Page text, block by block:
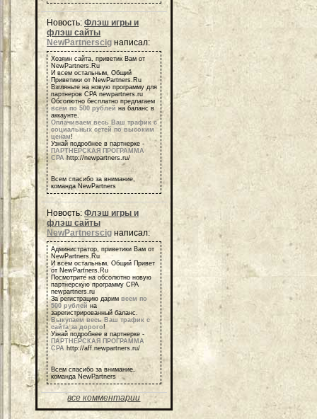
Новость: Флэш игры и
флэш сайты
NewPartnerscig написал:
Хозяин сайта, приветик Вам от
NewPartners.Ru
И всем остальным, Общий
Приветики от NewPartners.Ru
Взгляньте на новую программу для
партнеров СРА newpartners.ru
Обсолютно бесплатно предлагаем
всем по 500 рублей на баланс в
аккаунте.
Оплачиваем весь Ваш трафик с
социальных сетей по высоким
ценам!
Узнай подробнее в партнерке -
ПАРТНЕРСКАЯ ПРОГРАММА
СРА http://newpartners.ru/
Всем спасибо за внимание,
команда NewPartners
Новость: Флэш игры и
флэш сайты
NewPartnerscig написал:
Администратор, приветики Вам от
NewPartners.Ru
И всем остальным, Общий Привет
от NewPartners.Ru
Посмотрите на обсолютно новую
партнерскую программу СРА
newpartners.ru
За регистрацию дарим всем по
500 рублей на
зарегистрированный баланс.
Выкупаем весь Ваш трафик с
сайта за дорого!
Узнай подробнее в партнерке -
ПАРТНЕРСКАЯ ПРОГРАММА
СРА http://aff.newpartners.ru/
Всем спасибо за внимание,
команда NewPartners
все комментарии